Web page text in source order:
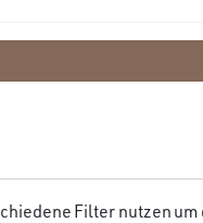
Filter nutzen